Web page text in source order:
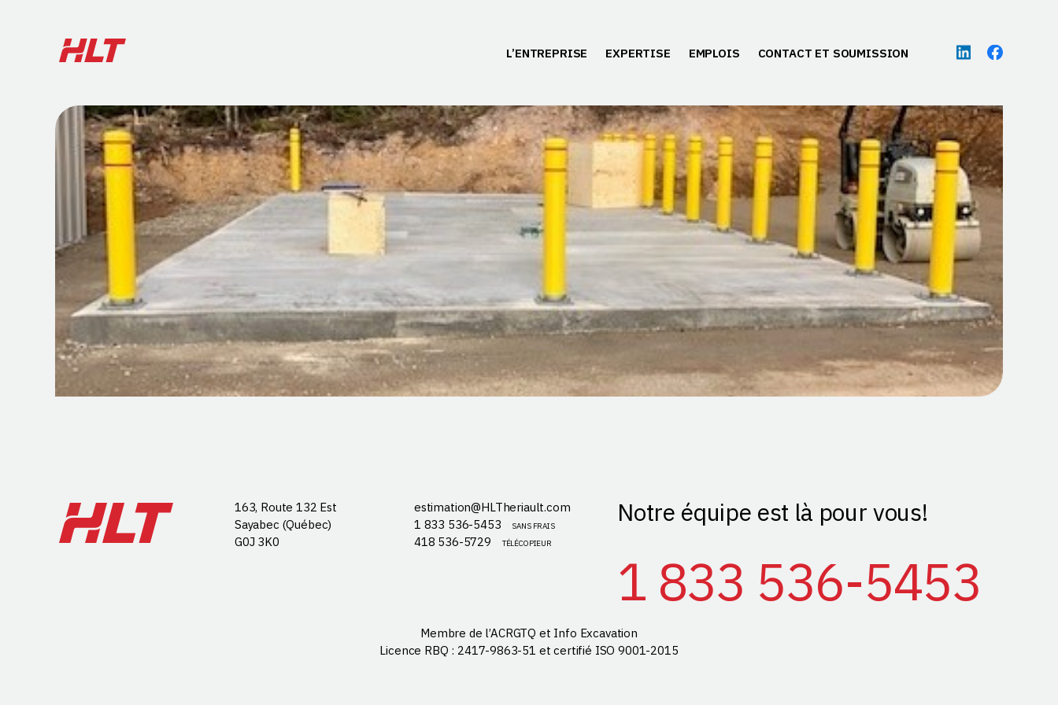
L’ENTREPRISE EXPERTISE EMPLOIS CONTACT ET SOUMISSION
Notre équipe est là pour vous!
1 833 536-5453
163, Route 132 Est
Sayabec (Québec)
G0J 3K0
estimation@HLTheriault.com
1 833 536-5453
SANS FRAIS
418 536-5729 TÉLÉCOPIEUR
Membre de l’ACRGTQ et Info Excavation
Licence RBQ : 2417-9863-51 et certifié ISO 9001-2015